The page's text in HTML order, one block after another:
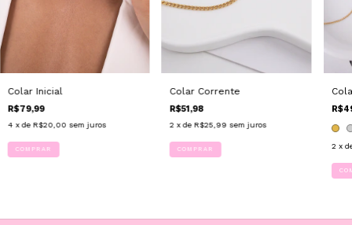
Colar Inicial
R$79,99
4 x de R$20,00 sem juros
COMPRAR
Colar Corrente
R$51,98
2 x de R$25,99 sem juros
2 x